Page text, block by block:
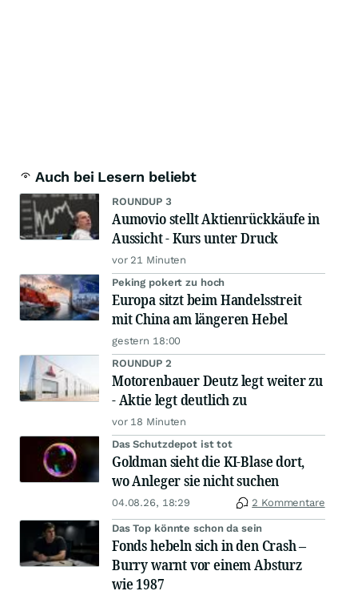
Auch bei Lesern beliebt
ROUNDUP 3
Aumovio stellt Aktienrückkäufe in
Aussicht - Kurs unter Druck
vor 21 Minuten
Peking pokert zu hoch
Europa sitzt beim Handelsstreit
mit China am längeren Hebel
gestern 18:00
ROUNDUP 2
Motorenbauer Deutz legt weiter zu
- Aktie legt deutlich zu
vor 18 Minuten
Das Schutzdepot ist tot
Goldman sieht die KI-Blase dort,
wo Anleger sie nicht suchen
04.08.26, 18:29 2 Kommentare
Das Top könnte schon da sein
Fonds hebeln sich in den Crash –
Burry warnt vor einem Absturz
wie 1987